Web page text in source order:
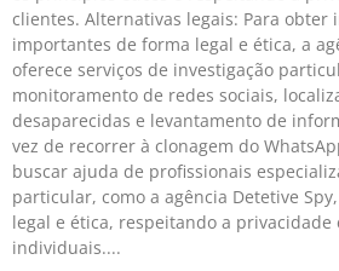
clientes. Alternativas legais: Para obter
importantes de forma legal e ética, a
oferece serviços de investigação
monitoramento de redes sociais,
desaparecidas e levantamento de
vez de recorrer à clonagem do
buscar ajuda de profissionais
particular, como a agência Detetive
legal e ética, respeitando a privacidade
individuais.